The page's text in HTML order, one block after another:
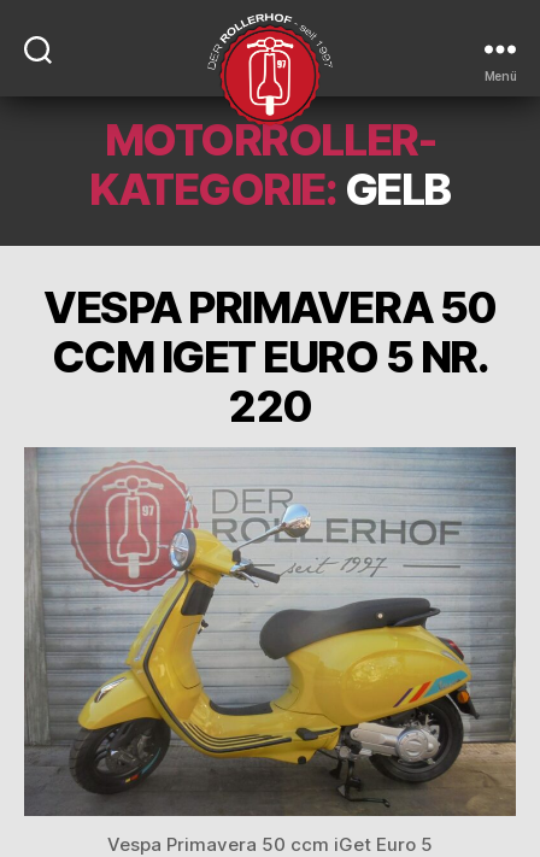
DER-
ROLLERHOF
Menü
MOTORROLLER-
KATEGORIE: GELB
VESPA PRIMAVERA 50
CCM IGET EURO 5 NR.
220
Vespa Primavera 50 ccm iGet Euro 5